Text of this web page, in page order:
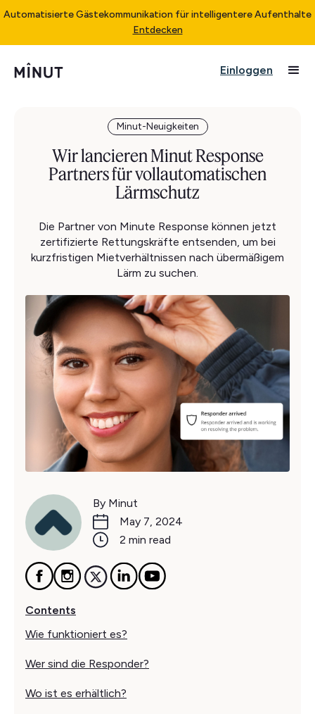
Automatisierte Gästekommunikation für intelligentere Aufenthalte
Entdecken
Einloggen
Minut-Neuigkeiten
Wir lancieren Minut Response
Partners für vollautomatischen
Lärmschutz
Die Partner von Minute Response können jetzt
zertifizierte Rettungskräfte entsenden, um bei
kurzfristigen Mietverhältnissen nach übermäßigem
Lärm zu suchen.
By Minut
May 7, 2024
2 min read
Contents
Wie funktioniert es?
Wer sind die Responder?
‍Wo ist es erhältlich?